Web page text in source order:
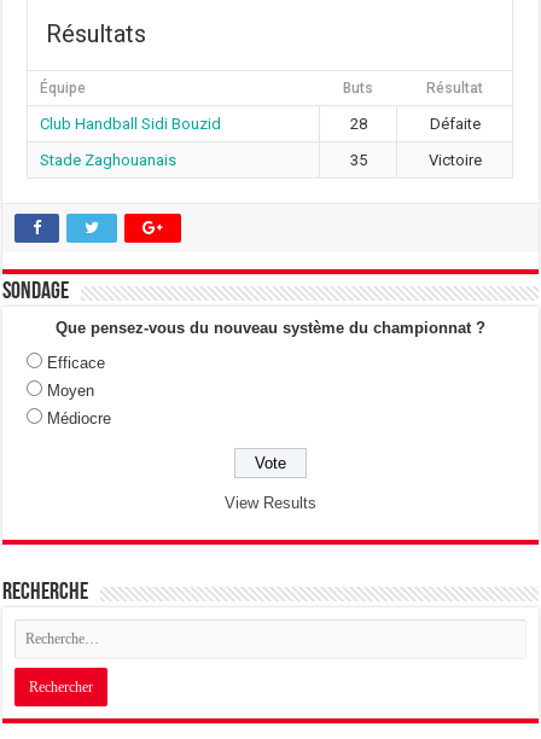
Résultats
Équipe Buts Résultat
Club Handball Sidi Bouzid 28
Défaite
Stade Zaghouanais
35 Victoire
Sondage
Que pensez-vous du nouveau système du championnat ?
Efficace
Moyen
Médiocre
View Results
Recherche